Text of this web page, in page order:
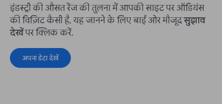
इंडस्ट्री की औसत रेंज की तुलना में आपकी साइट पर ऑडियंस
की विज़िट कैसी है, यह जानने के लिए बाईं ओर मौजूदसुझाव
देखेंपर क्लिक करें.
अपना डेटा देखें